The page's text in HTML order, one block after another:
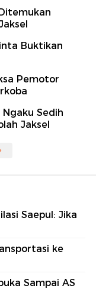
Buktikan
Pemotor
Ngaku Sedih
Jaksel
Saepul: Jika
ke
Sampai AS